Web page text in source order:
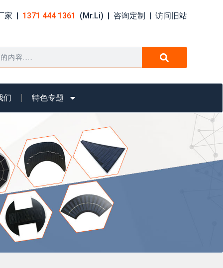
家 | 1371 444 1361 (Mr.Li) | 咨询定制 | 访问旧站
们 特色专题